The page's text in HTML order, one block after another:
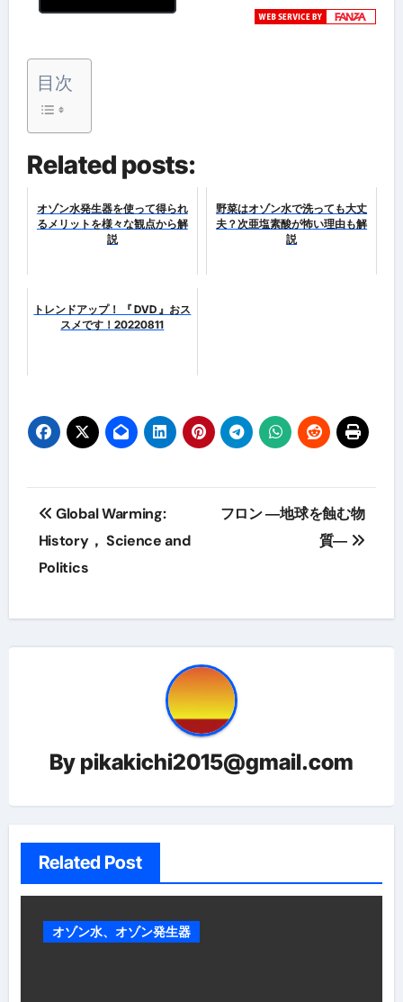
目次
Related posts:
オゾン水発生器を使って得られ
るメリットを様々な観点から解
説
野菜はオゾン水で洗っても大丈
夫？次亜塩素酸が怖い理由も解
説
トレンドアップ！ 『 DVD 』おス
スメです！20220811
投
稿
ナ
ビ
ゲ
ョ
ン
Global Warming:
History， Science and
Politics
フロン ―地球を蝕む物
質―
By pikakichi2015@gmail.com
Related Post
オゾン水、オゾン発生器